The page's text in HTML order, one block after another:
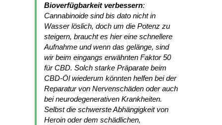
Bioverfügbarkeit verbessern:
Cannabinoide sind bis dato nicht in
Wasser löslich, doch um die Potenz zu
steigern, braucht es hier eine schnellere
Aufnahme und wenn das gelänge, sind
wir beim eingangs erwähnten Faktor 50
für CBD. Solch starke Präparate beim
CBD-Öl wiederum könnten helfen bei der
Reparatur von Nervenschäden oder auch
bei neurodegenerativen Krankheiten.
Selbst die schwerste Abhängigkeit von
Heroin oder dem schädlichen,